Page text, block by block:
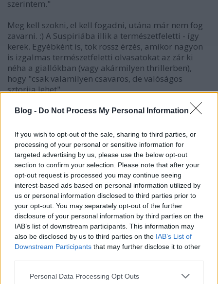
Blog - Do Not Process My Personal Information
If you wish to opt-out of the sale, sharing to third parties, or
processing of your personal or sensitive information for
targeted advertising by us, please use the below opt-out
section to confirm your selection. Please note that after your
opt-out request is processed you may continue seeing
interest-based ads based on personal information utilized by
us or personal information disclosed to third parties prior to
your opt-out. You may separately opt-out of the further
disclosure of your personal information by third parties on the
IAB’s list of downstream participants. This information may
also be disclosed by us to third parties on the IAB’s List of
Downstream Participants that may further disclose it to other
Please note that this website/app uses one or more Google
Personal Data Processing Opt Outs
szerintem."
Meg kell szokni, el kell fogadni, utána már nem fog
zavarni. :) A Suspiriába illik a természetfeletti - így
kerek. Egyébként is, tök rossz érzés, amikor nagyon
is izgalmas természetfeletti olvasatokat az zár ki
néha a giallókban (vagy akármilyen thrillerben),
hogy "csak valamilyen csavaros, de valóságos
sztorija lehet".
18 éve
a profondo rosso, na az film, gyerekek.
De ez...
xfantomasx
18 éve
nálam is ez a kedvenc Argento film.
akkora hangulata van mint 30 mai filmnek összesen
sem.